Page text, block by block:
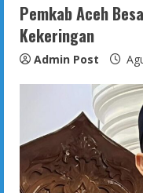
Pemkab Aceh
Kekeringan
Admin Post